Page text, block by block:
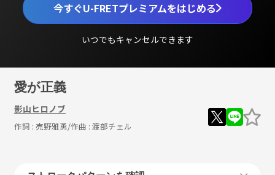
今すぐU-FRETプレミアムをはじめる
いつでもキャンセルできます
愛が正義
影山ヒロノブ
作詞 : 売野雅勇/作曲 : 渡部チェル